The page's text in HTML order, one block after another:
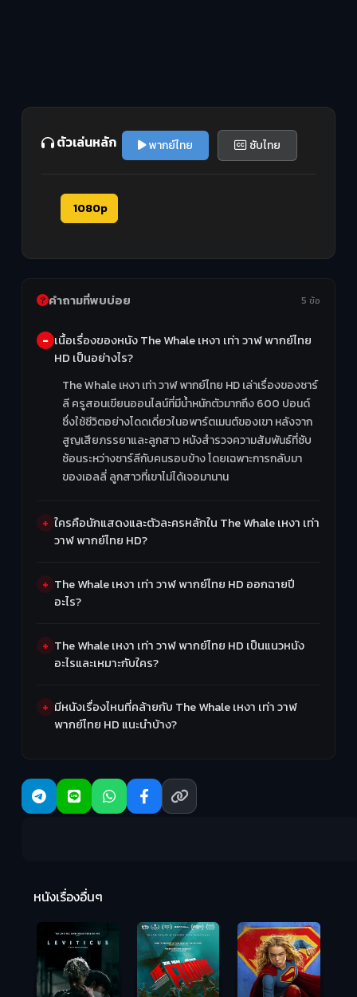
ตัวเล่นหลัก พากย์ไทย ซับไทย
1080p
คำถามที่พบบ่อย 5 ข้อ
เนื้อเรื่องของหนัง The Whale เหงา เท่า วาฬ พากย์ไทย
HD เป็นอย่างไร?
The Whale เหงา เท่า วาฬ พากย์ไทย HD เล่าเรื่องของชาร์
ลี ครูสอนเขียนออนไลน์ที่มีน้ำหนักตัวมากถึง 600 ปอนด์
ซึ่งใช้ชีวิตอย่างโดดเดี่ยวในอพาร์ตเมนต์ของเขา หลังจาก
สูญเสียภรรยาและลูกสาว หนังสำรวจความสัมพันธ์ที่ซับ
ซ้อนระหว่างชาร์ลีกับคนรอบข้าง โดยเฉพาะการกลับมา
ของเอลลี่ ลูกสาวที่เขาไม่ได้เจอมานาน
ใครคือนักแสดงและตัวละครหลักใน The Whale เหงา เท่า
วาฬ พากย์ไทย HD?
The Whale เหงา เท่า วาฬ พากย์ไทย HD ออกฉายปี
อะไร?
The Whale เหงา เท่า วาฬ พากย์ไทย HD เป็นแนวหนัง
อะไรและเหมาะกับใคร?
มีหนังเรื่องไหนที่คล้ายกับ The Whale เหงา เท่า วาฬ
พากย์ไทย HD แนะนำบ้าง?
หนังเรื่องอื่นๆ